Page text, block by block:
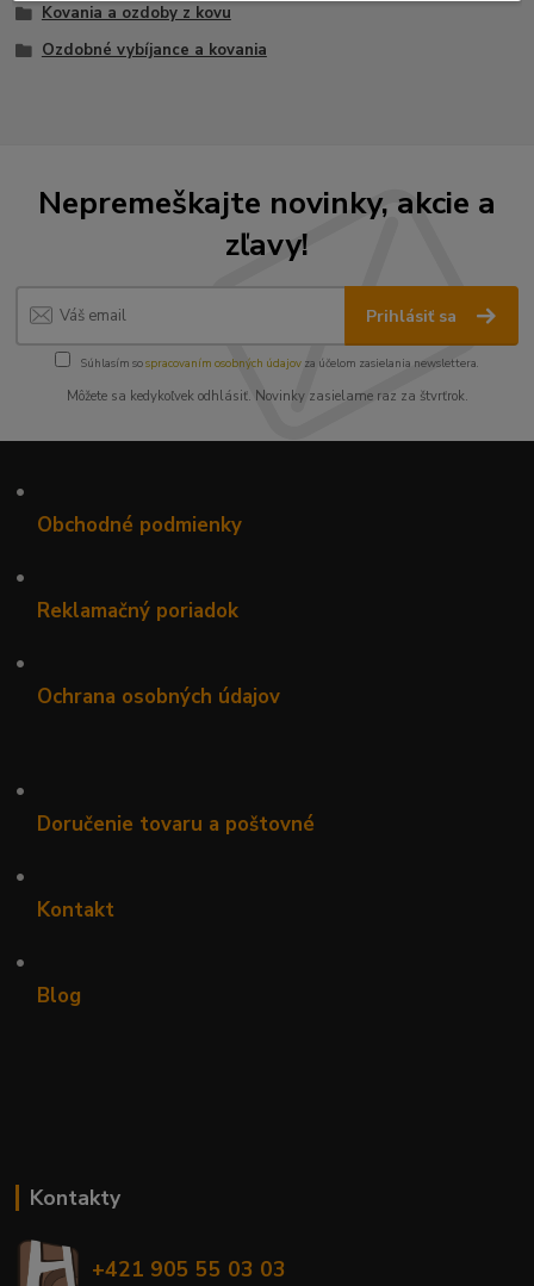
Kovania a ozdoby z kovu
Ozdobné vybíjance a kovania
Nepremeškajte novinky, akcie a
zľavy!
Prihlásiť sa
Súhlasím sospracovaním osobných údajov za účelom zasielania newslettera.
Môžete sa kedykoľvek odhlásiť. Novinky zasielame raz za štvrťrok.
•
Obchodné podmienky
•
Reklamačný poriadok
•
Ochrana osobných údajov
•
Doručenie tovaru a poštovné
•
Kontakt
•
Blog
Kontakty
+421 905 55 03 03